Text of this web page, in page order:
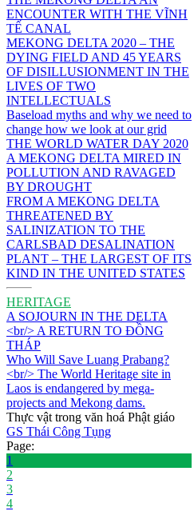
ENCOUNTER WITH THE VĨNH
TẾ CANAL
MEKONG DELTA 2020 – THE
DYING FIELD AND 45 YEARS
OF DISILLUSIONMENT IN THE
LIVES OF TWO
INTELLECTUALS
Baseload myths and why we need to
change how we look at our grid
THE WORLD WATER DAY 2020
A MEKONG DELTA MIRED IN
POLLUTION AND RAVAGED
BY DROUGHT
FROM A MEKONG DELTA
THREATENED BY
SALINIZATION TO THE
CARLSBAD DESALINATION
PLANT – THE LARGEST OF ITS
KIND IN THE UNITED STATES
HERITAGE
A SOJOURN IN THE DELTA
<br/> A RETURN TO ĐỒNG
THÁP
Who Will Save Luang Prabang?
<br/> The World Heritage site in
Laos is endangered by mega-
projects and Mekong dams.
Thực vật trong văn hoá Phật giáo
GS Thái Công Tụng
Page:
1
2
3
4